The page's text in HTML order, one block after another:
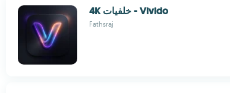
4K خلفيات - Vivido
Fathsraj